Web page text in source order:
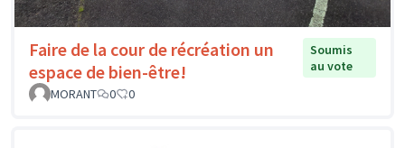
Faire de la cour de récréation un
espace de bien-être!
Soumis
au vote
MORANT
0 0